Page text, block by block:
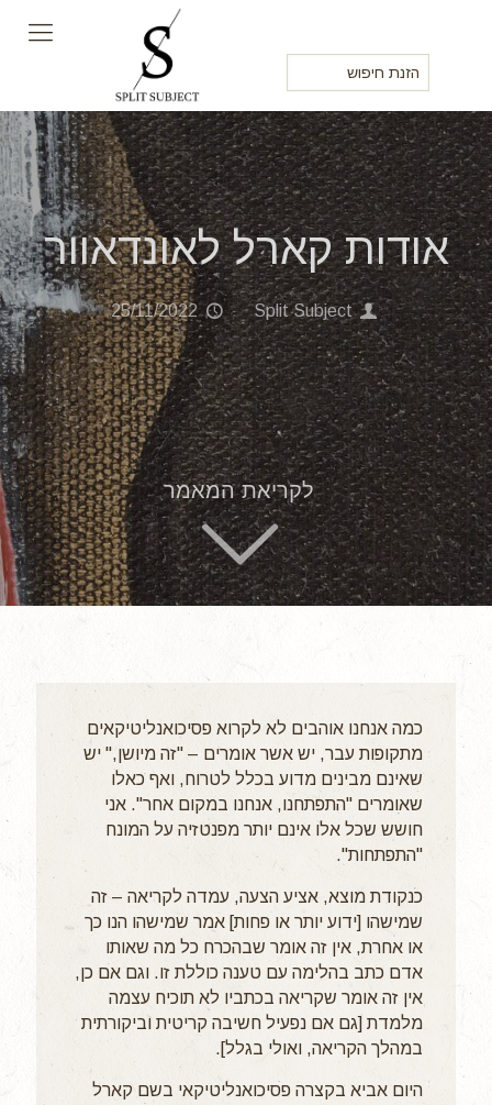
אודות קארל לאונדאוור
Split Subject
25/11/2022
כמה אנחנו אוהבים לא לקרוא פסיכואנליטיקאים
מתקופות עבר, יש אשר אומרים – "זה מיושן," יש
שאינם מבינים מדוע בכלל לטרוח, ואף כאלו
שאומרים "התפתחנו, אנחנו במקום אחר". אני
חושש שכל אלו אינם יותר מפנטזיה על המונח
"התפתחות".
כנקודת מוצא, אציע הצעה, עמדה לקריאה – זה
שמישהו [ידוע יותר או פחות] אמר שמישהו הנו כך
או אחרת, אין זה אומר שבהכרח כל מה שאותו
אדם כתב בהלימה עם טענה כוללת זו. וגם אם כן,
אין זה אומר שקריאה בכתביו לא תוכיח עצמה
מלמדת [גם אם נפעיל חשיבה קריטית וביקורתית
במהלך הקריאה, ואולי בגלל].
היום אביא בקצרה פסיכואנליטיקאי בשם קארל